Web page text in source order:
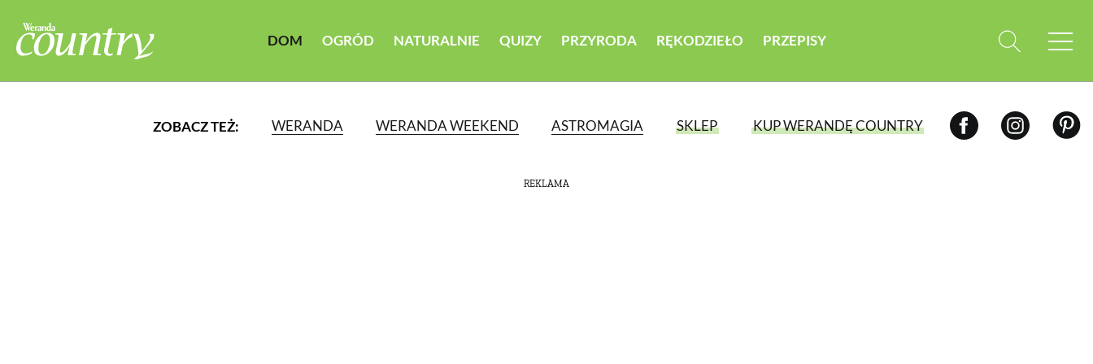
DOM OGRÓD NATURALNIE QUIZY PRZYRODA RĘKODZIEŁO PRZEPISY
ZOBACZ TEŻ: WERANDA WERANDA WEEKEND ASTROMAGIA SKLEP KUP WERANDĘ COUNTRY
REKLAMA